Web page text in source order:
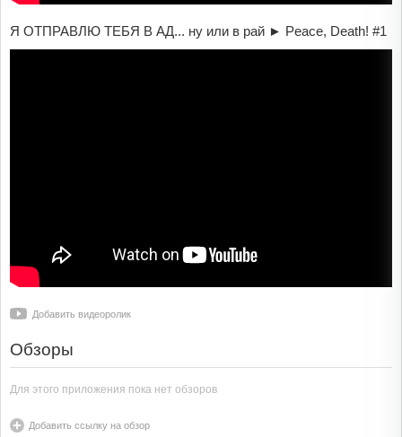
Я ОТПРАВЛЮ ТЕБЯ В АД... ну или в рай ► Peace, Death! #1
Добавить видеоролик
Обзоры
Для этого приложения пока нет обзоров
Добавить ссылку на обзор